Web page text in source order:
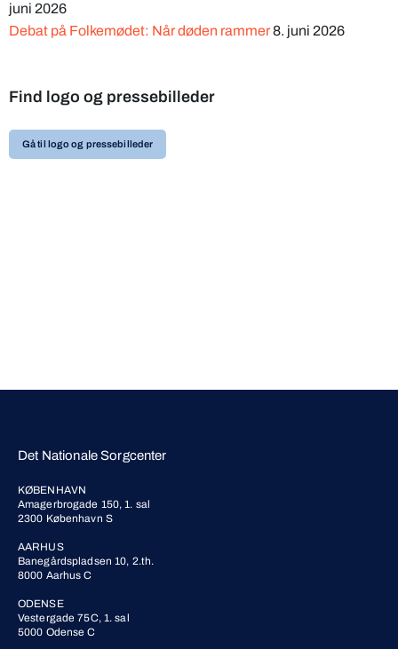
juni 2026
Debat på Folkemødet: Når døden rammer8. juni 2026
Find logo og pressebilleder
Gå til logo og pressebilleder
Det Nationale Sorgcenter
KØBENHAVN
Amagerbrogade 150, 1. sal
2300 København S
AARHUS
Banegårdspladsen 10, 2.th.
8000 Aarhus C
ODENSE
Vestergade 75C, 1. sal
5000 Odense C